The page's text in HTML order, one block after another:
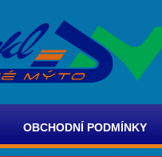
OBCHODNÍ PODMÍNKY